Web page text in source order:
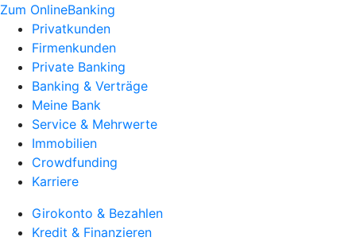
Zum OnlineBanking
Privatkunden
Firmenkunden
Private Banking
Banking & Verträge
Meine Bank
Service & Mehrwerte
Immobilien
Crowdfunding
Karriere
Girokonto & Bezahlen
Kredit & Finanzieren